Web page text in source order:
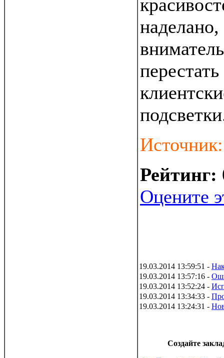
наделано,
Рейтинг:
Оцените
19.03.2014 13:59:51 -
19.03.2014 13:57:16 -
19.03.2014 13:52:24 -
19.03.2014 13:34:33 -
19.03.2014 13:24:31 -
Создайте